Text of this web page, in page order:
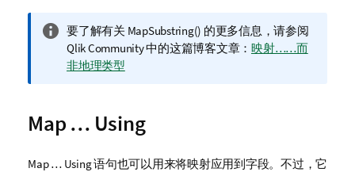
信
息
注
要了解有关 MapSubstring() 的更多信息，请参阅
Qlik Community中的这篇博客文章： 映射……而
非地理类型
Map … Using
Map … Using语句也可以用来将映射应用到字段。不过，它